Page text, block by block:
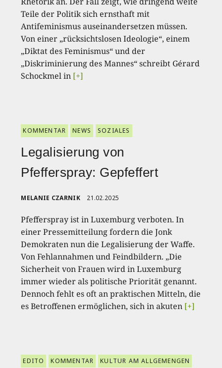
Teile der Politik sich ernsthaft mit
Antifeminismus auseinandersetzen müssen.
Von einer „rücksichtslosen Ideologie“, einem
„Diktat des Feminismus“ und der
„Diskriminierung des Mannes“ schreibt Gérard
Schockmel in [+]
KOMMENTAR NEWS SOZIALES
Legalisierung von
Pfefferspray: Gepfeffert
MELANIE CZARNIK 21.02.2025
Pfefferspray ist in Luxemburg verboten. In
einer Pressemitteilung fordern die Jonk
Demokraten nun die Legalisierung der Waffe.
Von Fehlannahmen und Feindbildern. „Die
Sicherheit von Frauen wird in Luxemburg
immer wieder als politische Priorität genannt.
Dennoch fehlt es oft an praktischen Mitteln, die
es Betroffenen ermöglichen, sich in akuten [+]
EDITO KOMMENTAR
KULTUR AM ALLGEMENGEN